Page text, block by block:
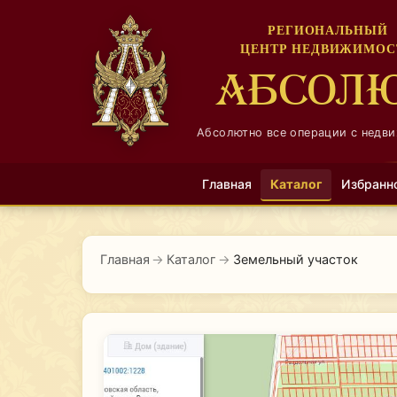
РЕГИОНАЛЬНЫЙ
ЦЕНТР
Абсолютно все операции с
Главная Каталог
Главная → Каталог → Земельный участок